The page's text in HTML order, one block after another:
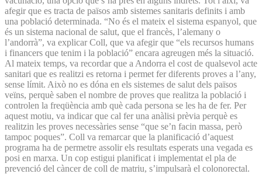
afegir que es tracta de països amb sistemes sanitaris definits i amb
una població determinada. “No és el mateix el sistema espanyol, que
és un sistema nacional de salut, que el francès, l’alemany o
l’andorrà”, va explicar Coll, que va afegir que “els recursos humans
i financers que tenim i la població” encara agreugen més la situació.
Al mateix temps, va recordar que a Andorra el cost de qualsevol acte
sanitari que es realitzi es retorna i permet fer diferents proves a l’any,
sense límit. Això no es dóna en els sistemes de salut dels països
veïns, perquè saben el nombre de proves que realitza la població i
controlen la freqüència amb què cada persona se les ha de fer. Per
aquest motiu, va indicar que cal fer una anàlisi prèvia perquè es
realitzin les proves necessàries sense “que se’n facin massa, però
tampoc poques”. Coll va remarcar que la planificació d’aquest
programa ha de permetre assolir els resultats esperats una vegada es
posi en marxa. Un cop estigui planificat i implementat el pla de
prevenció del càncer de coll de matriu, s’impulsarà el colonorectal.